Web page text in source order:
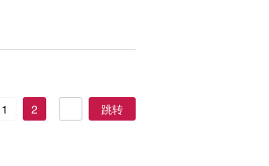
1 2 跳转